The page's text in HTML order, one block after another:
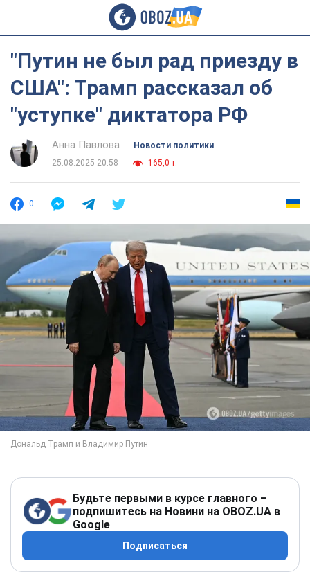
"Путин не был рад приезду в
США": Трамп рассказал об
"уступке" диктатора РФ
Анна Павлова
Новости политики
25.08.2025 20:58
165,0 т.
0
Будьте первыми в курсе главного –
подпишитесь на Новини на OBOZ.UA в
Google
Подписаться